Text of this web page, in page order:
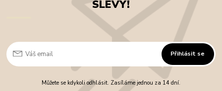
SLEVY!
Přihlásit se
Můžete se kdykoli odhlásit. Zasíláme jednou za 14 dní.